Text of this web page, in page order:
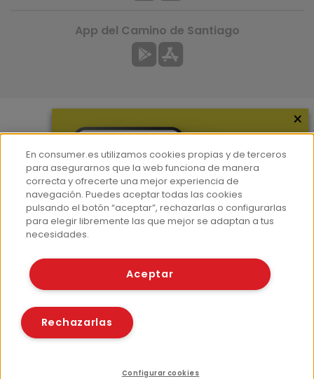
Más información
¿Quiénes somos?
Hemeroteca
Contacto
Prensa
App del Camino de Santiago
© Fundación EROSKI
Aviso legal
Políticas de cookies
×
En consumer.es utilizamos cookies propias y de terceros
para asegurarnos que la web funciona de manera
correcta y ofrecerte una mejor experiencia de
navegación. Puedes aceptar todas las cookies
pulsando el botón “aceptar”, rechazarlas o configurarlas
para elegir libremente las que mejor se adaptan a tus
necesidades.
Aceptar
Rechazarlas
Configurar cookies